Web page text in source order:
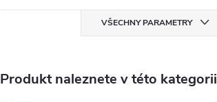
VŠECHNY PARAMETRY
Produkt naleznete v této kategorii